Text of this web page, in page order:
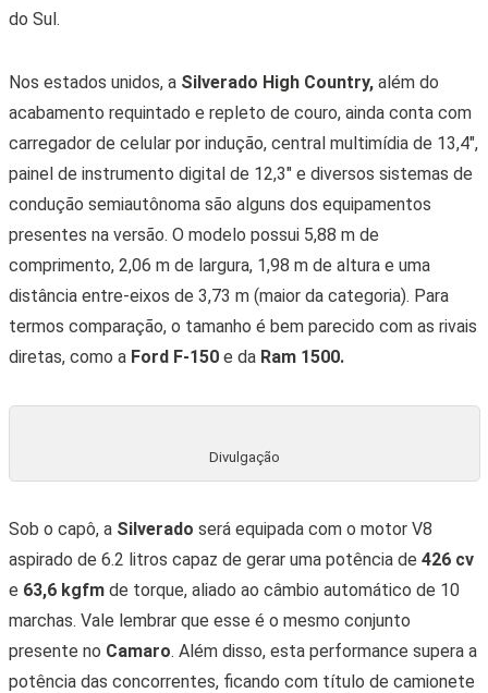
do Sul.
Nos estados unidos, a Silverado High Country,além do
acabamento requintado e repleto de couro, ainda conta com
carregador de celular por indução, central multimídia de 13,4″,
painel de instrumento digital de 12,3″ e diversos sistemas de
condução semiautônoma são alguns dos equipamentos
presentes na versão. O modelo possui 5,88 m de
comprimento, 2,06 m de largura, 1,98 m de altura e uma
distância entre-eixos de 3,73 m (maior da categoria). Para
termos comparação, o tamanho é bem parecido com as rivais
diretas, como a Ford F-150 e da Ram 1500.
Divulgação
Sob o capô, a Silverado será equipada com o motor V8
aspirado de 6.2 litros capaz de gerar uma potência de 426 cv
e 63,6 kgfm de torque, aliado ao câmbio automático de 10
marchas. Vale lembrar que esse é o mesmo conjunto
presente no Camaro. Além disso, esta performance supera a
potência das concorrentes, ficando com título de camionete